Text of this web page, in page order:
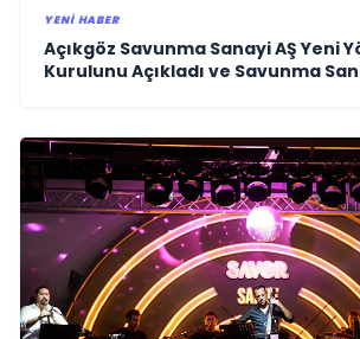
YENI HABER
Açıkgöz Savunma Sanayi AŞ Yeni
Kurulunu Açıkladı ve Savunma